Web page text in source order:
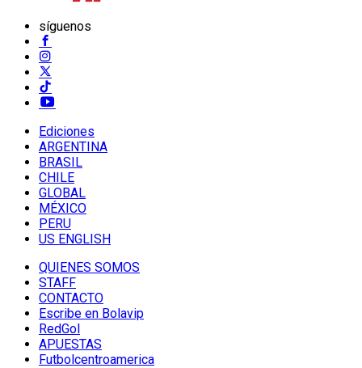
síguenos
Ediciones
ARGENTINA
BRASIL
CHILE
GLOBAL
MÉXICO
PERU
US ENGLISH
QUIENES SOMOS
STAFF
CONTACTO
Escribe en Bolavip
RedGol
APUESTAS
Futbolcentroamerica